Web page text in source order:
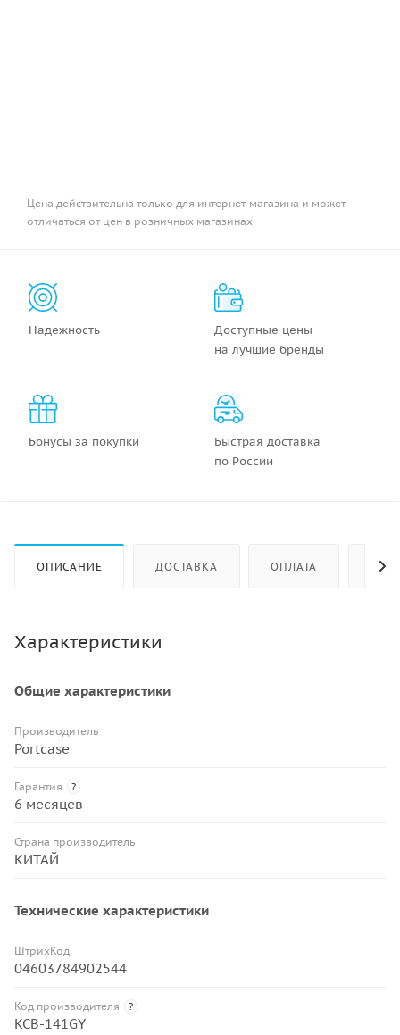
Цена действительна только для интернет-магазина и может
отличаться от цен в розничных магазинах
Надежность
Доступные цены
на лучшие бренды
Бонусы за покупки
Быстрая доставка
по России
ОПИСАНИЕ ДОСТАВКА ОПЛАТА
Характеристики
Общие характеристики
Производитель
Portcase
Гарантия ?
6 месяцев
Страна производитель
КИТАЙ
Технические характеристики
ШтрихКод
04603784902544
Код производителя ?
KCB-141GY